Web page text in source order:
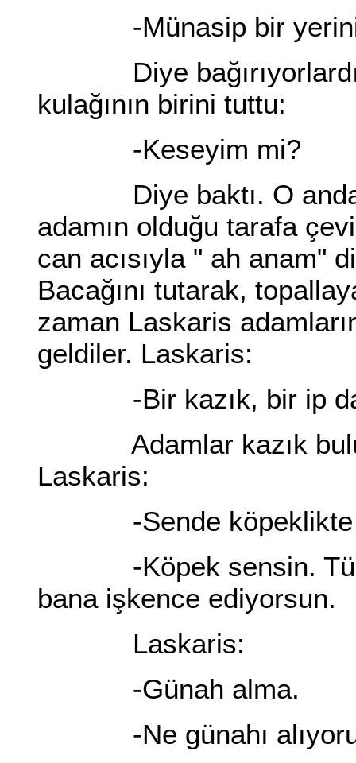
-Münasip bir yerini
Diye bağırıyorlardı.
kulağının birini tuttu:
-Keseyim mi?
Diye baktı. O anda
adamın olduğu tarafa
can acısıyla " ah anam"
Bacağını tutarak,
zaman Laskaris
geldiler. Laskaris:
-Bir kazık, bir ip
Adamlar kazık bulup
Laskaris:
-Sende köpeklikte
-Köpek sensin.
bana işkence ediyorsun.
Laskaris:
-Günah alma.
-Ne günahı